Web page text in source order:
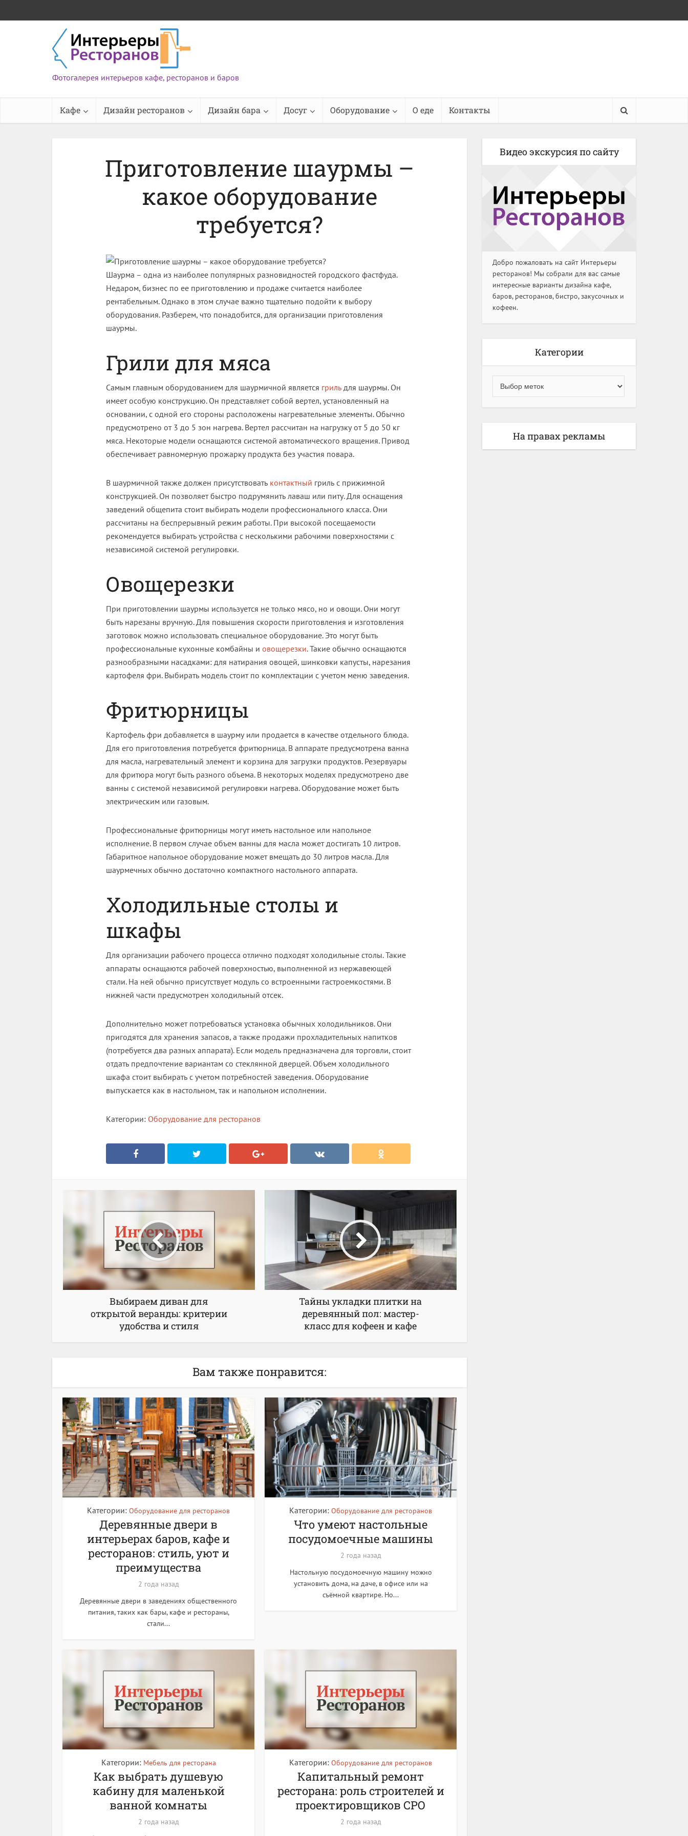
Фотогалерея интерьеров кафе, ресторанов и баров
Кафе Дизайн ресторанов Дизайн бара Досуг Оборудование О еде Контакты
Приготовление шаурмы –
какое оборудование
требуется?
Шаурма – одна из наиболее популярных разновидностей городского фастфуда.
Недаром, бизнес по ее приготовлению и продаже считается наиболее
рентабельным. Однако в этом случае важно тщательно подойти к выбору
оборудования. Разберем, что понадобится, для организации приготовления
шаурмы.
Грили для мяса
Самым главным оборудованием для шаурмичной является гриль для шаурмы. Он
имеет особую конструкцию. Он представляет собой вертел, установленный на
основании, с одной его стороны расположены нагревательные элементы. Обычно
предусмотрено от 3 до 5 зон нагрева. Вертел рассчитан на нагрузку от 5 до 50 кг
мяса. Некоторые модели оснащаются системой автоматического вращения. Привод
обеспечивает равномерную прожарку продукта без участия повара.
В шаурмичной также должен присутствовать контактный гриль с прижимной
конструкцией. Он позволяет быстро подрумянить лаваш или питу. Для оснащения
заведений общепита стоит выбирать модели профессионального класса. Они
рассчитаны на беспрерывный режим работы. При высокой посещаемости
рекомендуется выбирать устройства с несколькими рабочими поверхностями с
независимой системой регулировки.
Овощерезки
При приготовлении шаурмы используется не только мясо, но и овощи. Они могут
быть нарезаны вручную. Для повышения скорости приготовления и изготовления
заготовок можно использовать специальное оборудование. Это могут быть
профессиональные кухонные комбайны и овощерезки. Такие обычно оснащаются
разнообразными насадками: для натирания овощей, шинковки капусты, нарезания
картофеля фри. Выбирать модель стоит по комплектации с учетом меню заведения.
Фритюрницы
Картофель фри добавляется в шаурму или продается в качестве отдельного блюда.
Для его приготовления потребуется фритюрница. В аппарате предусмотрена ванна
для масла, нагревательный элемент и корзина для загрузки продуктов. Резервуары
для фритюра могут быть разного объема. В некоторых моделях предусмотрено две
ванны с системой независимой регулировки нагрева. Оборудование может быть
электрическим или газовым.
Профессиональные фритюрницы могут иметь настольное или напольное
исполнение. В первом случае объем ванны для масла может достигать 10 литров.
Габаритное напольное оборудование может вмещать до 30 литров масла. Для
шаурмечных обычно достаточно компактного настольного аппарата.
Холодильные столы и
шкафы
Для организации рабочего процесса отлично подходят холодильные столы. Такие
аппараты оснащаются рабочей поверхностью, выполненной из нержавеющей
стали. На ней обычно присутствует модуль со встроенными гастроемкостями. В
нижней части предусмотрен холодильный отсек.
Дополнительно может потребоваться установка обычных холодильников. Они
пригодятся для хранения запасов, а также продажи прохладительных напитков
(потребуется два разных аппарата). Если модель предназначена для торговли, стоит
отдать предпочтение вариантам со стеклянной дверцей. Объем холодильного
шкафа стоит выбирать с учетом потребностей заведения. Оборудование
выпускается как в настольном, так и напольном исполнении.
Категории: Оборудование для ресторанов
Выбираем диван для
открытой веранды: критерии
удобства и стиля
Тайны укладки плитки на
деревянный пол: мастер-
класс для кофеен и кафе
Вам также понравится:
Категории: Оборудование для ресторанов
Деревянные двери в
интерьерах баров, кафе и
ресторанов: стиль, уют и
преимущества
2 года назад
Деревянные двери в заведениях общественного
питания, таких как бары, кафе и рестораны,
стали...
Категории: Оборудование для ресторанов
Что умеют настольные
посудомоечные машины
2 года назад
Настольную посудомоечную машину можно
установить дома, на даче, в офисе или на
съёмной квартире. Но...
Категории: Мебель для ресторана
Как выбрать душевую
кабину для маленькой
ванной комнаты
2 года назад
Категории: Оборудование для ресторанов
Капитальный ремонт
ресторана: роль строителей и
проектировщиков СРО
2 года назад
Видео экскурсия по сайту
Добро пожаловать на сайт Интерьеры
ресторанов! Мы собрали для вас самые
интересные варианты дизайна кафе,
баров, ресторанов, бистро, закусочных и
кофеен.
Категории
На правах рекламы